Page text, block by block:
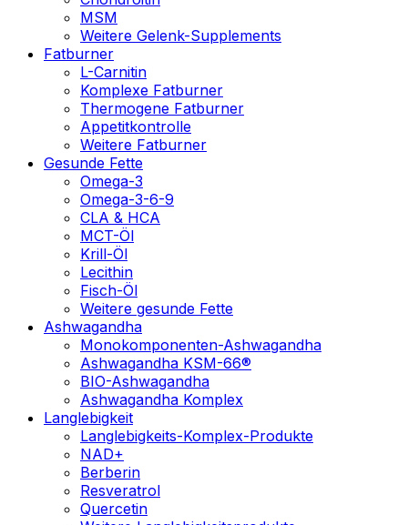
MSM
Weitere Gelenk-Supplements
Fatburner
L-Carnitin
Komplexe Fatburner
Thermogene Fatburner
Appetitkontrolle
Weitere Fatburner
Gesunde Fette
Omega-3
Omega-3-6-9
CLA & HCA
MCT-Öl
Krill-Öl
Lecithin
Fisch-Öl
Weitere gesunde Fette
Ashwagandha
Monokomponenten-Ashwagandha
Ashwagandha KSM-66®
BIO-Ashwagandha
Ashwagandha Komplex
Langlebigkeit
Langlebigkeits-Komplex-Produkte
NAD+
Berberin
Resveratrol
Quercetin